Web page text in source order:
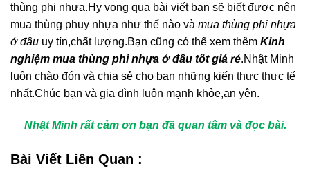
thùng phi nhựa.Hy vọng qua bài viết bạn sẽ biết được nên
mua thùng phuy nhựa như thế nào và mua thùng phi nhựa
ở đâu uy tín,chất lượng.Bạn cũng có thể xem thêm Kinh
nghiệm mua thùng phi nhựa ở đâu tốt giá rẻ.Nhật Minh
luôn chào đón và chia sẻ cho bạn những kiến thực thực tế
nhất.Chúc bạn và gia đình luôn mạnh khỏe,an yên.
Nhật Minh rất cảm ơn bạn đã quan tâm và đọc bài.
Bài Viết Liên Quan :